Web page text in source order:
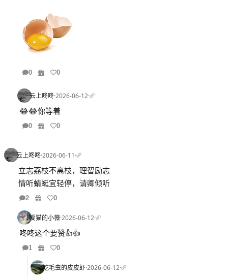
0 0
云上咚咚·2026-06-12·
😂😂你等着
0 0
云上咚咚·2026-06-11·
立志荔枝不离枝，理智励志
情听蜻蜓宜轻停，请卿倾听
2 0
爱猫的小薇·2026-06-12·
咚咚这个要赞👍👍
1 0
吃毛虫的皮皮虾·2026-06-12·